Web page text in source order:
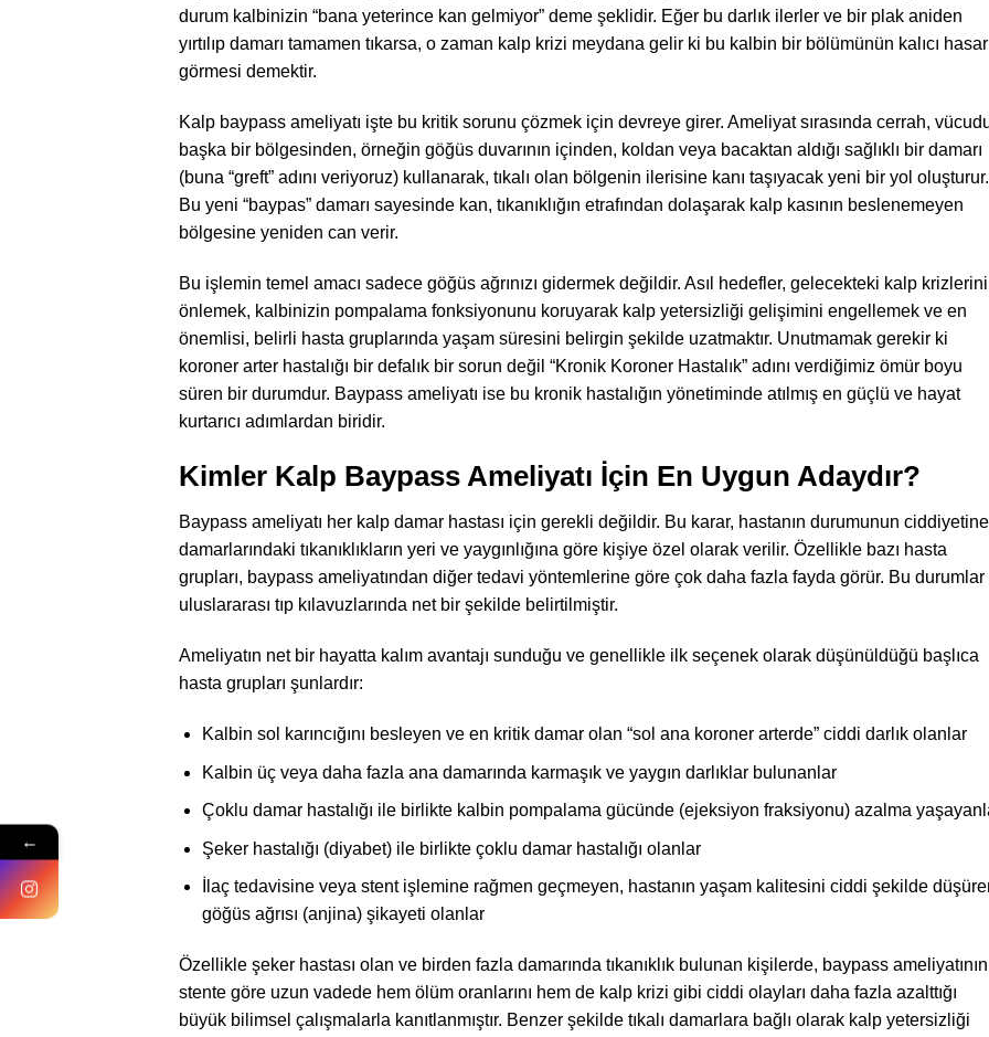
durum kalbinizin “bana yeterince kan gelmiyor” deme şeklidir. Eğer bu darlık ilerler ve bir plak aniden
yırtılıp damarı tamamen tıkarsa, o zaman kalp krizi meydana gelir ki bu kalbin bir bölümünün kalıcı hasar
görmesi demektir.
Kalp baypass ameliyatı işte bu kritik sorunu çözmek için devreye girer. Ameliyat sırasında cerrah,
başka bir bölgesinden, örneğin göğüs duvarının içinden, koldan veya bacaktan aldığı sağlıklı bir damarı
(buna “greft” adını veriyoruz) kullanarak, tıkalı olan bölgenin ilerisine kanı taşıyacak yeni bir yol oluşturur.
Bu yeni “baypas” damarı sayesinde kan, tıkanıklığın etrafından dolaşarak kalp kasının beslenemeyen
bölgesine yeniden can verir.
Bu işlemin temel amacı sadece göğüs ağrınızı gidermek değildir. Asıl hedefler, gelecekteki kalp krizlerini
önlemek, kalbinizin pompalama fonksiyonunu koruyarak kalp yetersizliği gelişimini engellemek ve en
önemlisi, belirli hasta gruplarında yaşam süresini belirgin şekilde uzatmaktır. Unutmamak gerekir ki
koroner arter hastalığı bir defalık bir sorun değil “Kronik Koroner Hastalık” adını verdiğimiz ömür boyu
süren bir durumdur. Baypass ameliyatı ise bu kronik hastalığın yönetiminde atılmış en güçlü ve hayat
kurtarıcı adımlardan biridir.
Kimler Kalp Baypass Ameliyatı İçin En Uygun Adaydır?
Baypass ameliyatı her kalp damar hastası için gerekli değildir. Bu karar, hastanın durumunun
damarlarındaki tıkanıklıkların yeri ve yaygınlığına göre kişiye özel olarak verilir. Özellikle bazı hasta
grupları, baypass ameliyatından diğer tedavi yöntemlerine göre çok daha fazla fayda görür. Bu durumlar
uluslararası tıp kılavuzlarında net bir şekilde belirtilmiştir.
Ameliyatın net bir hayatta kalım avantajı sunduğu ve genellikle ilk seçenek olarak düşünüldüğü başlıca
hasta grupları şunlardır:
Kalbin sol karıncığını besleyen ve en kritik damar olan “sol ana koroner arterde” ciddi darlık olanlar
Kalbin üç veya daha fazla ana damarında karmaşık ve yaygın darlıklar bulunanlar
Çoklu damar hastalığı ile birlikte kalbin pompalama gücünde (ejeksiyon fraksiyonu) azalma
Şeker hastalığı (diyabet) ile birlikte çoklu damar hastalığı olanlar
İlaç tedavisine veya stent işlemine rağmen geçmeyen, hastanın yaşam kalitesini ciddi şekilde
göğüs ağrısı (anjina) şikayeti olanlar
Özellikle şeker hastası olan ve birden fazla damarında tıkanıklık bulunan kişilerde, baypass ameliyatının
stente göre uzun vadede hem ölüm oranlarını hem de kalp krizi gibi ciddi olayları daha fazla azalttığı
büyük bilimsel çalışmalarla kanıtlanmıştır. Benzer şekilde tıkalı damarlara bağlı olarak kalp yetersizliği
←